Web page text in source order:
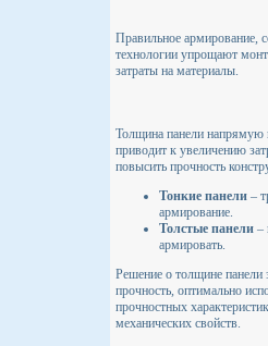
Правильное армирование,
технологии упрощают
затраты на материалы.
Толщина панели напрямую
приводит к увеличению
повысить прочность
Тонкие панели –
армирование.
Толстые панели –
армировать.
Решение о толщине панели
прочность, оптимально
прочностных
механических свойств.